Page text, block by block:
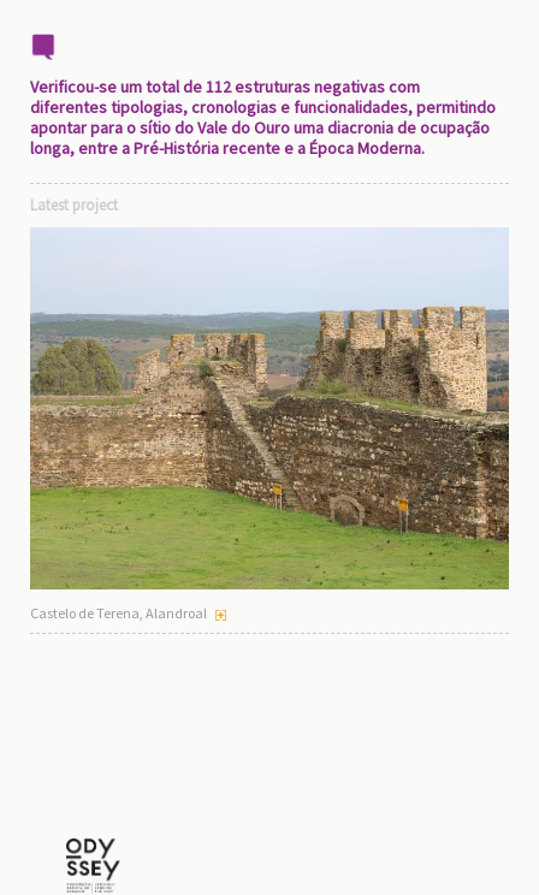
Verificou-se um total de 112 estruturas negativas com
diferentes tipologias, cronologias e funcionalidades, permitindo
apontar para o sítio do Vale do Ouro uma diacronia de ocupação
longa, entre a Pré-História recente e a Época Moderna.
Latest project
Castelo de Terena, Alandroal